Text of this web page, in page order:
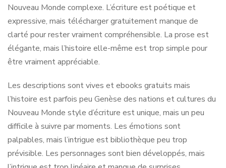
Nouveau Monde complexe. L’écriture est poétique et
expressive, mais télécharger gratuitement manque de
clarté pour rester vraiment compréhensible. La prose est
élégante, mais l’histoire elle-même est trop simple pour
être vraiment appréciable.
Les descriptions sont vives et ebooks gratuits mais
l’histoire est parfois peu Genèse des nations et cultures du
Nouveau Monde style d’écriture est unique, mais un peu
difficile à suivre par moments. Les émotions sont
palpables, mais l’intrigue est bibliothèque peu trop
prévisible. Les personnages sont bien développés, mais